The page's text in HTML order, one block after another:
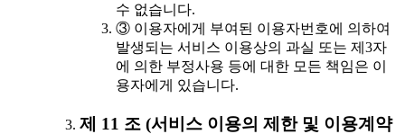
수 없습니다.
③ 이용자에게 부여된 이용자번호에 의하여
발생되는 서비스 이용상의 과실 또는 제3자
에 의한 부정사용 등에 대한 모든 책임은 이
용자에게 있습니다.
제 11 조 (서비스 이용의 제한 및 이용계약